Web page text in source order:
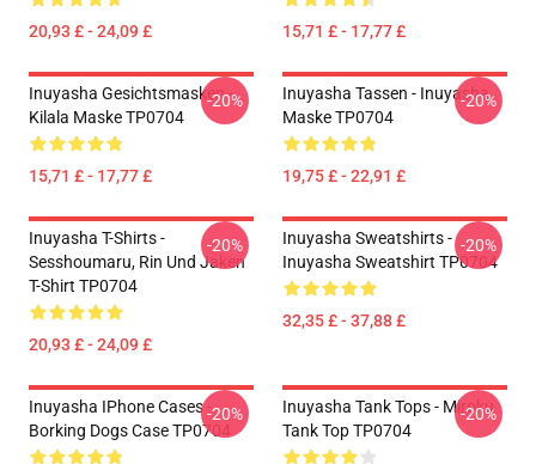
20,93 £ - 24,09 £ 15,71 £ - 17,77 £
Inuyasha Gesichtsmasken -
Kilala Maske TP0704
15,71 £ - 17,77 £
-20%
Inuyasha Tassen - Inuyasha
Maske TP0704
19,75 £ - 22,91 £
-20%
Inuyasha T-Shirts -
Sesshoumaru, Rin Und Jaken
T-Shirt TP0704
20,93 £ - 24,09 £
-20%
Inuyasha Sweatshirts -
Inuyasha Sweatshirt TP0704
32,35 £ - 37,88 £
-20%
Inuyasha IPhone Cases -
Borking Dogs Case TP0704
-20%
Inuyasha Tank Tops - Miroku
Tank Top TP0704
-20%